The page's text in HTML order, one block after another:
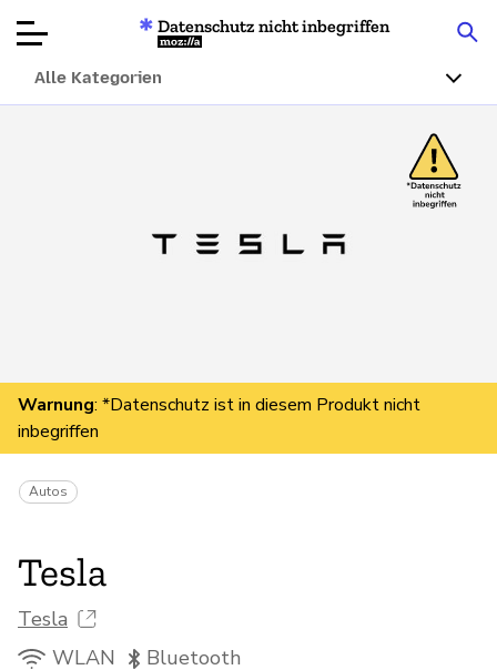
Über
Datenschutz nicht inbegriffen
Mozilla
Alle Kategorien
Warnung: *Datenschutz ist in diesem Produkt nicht
inbegriffen
Autos
Tesla
Tesla
WLAN
Bluetooth